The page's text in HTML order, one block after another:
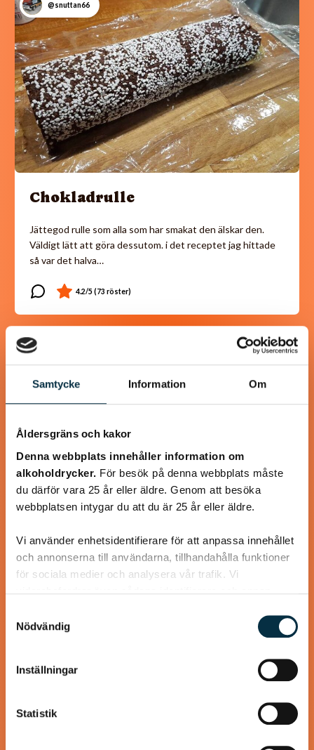
Samtycke Information Om
Åldersgräns och kakor
Denna webbplats innehåller information om
alkoholdrycker. För besök på denna webbplats måste
du därför vara 25 år eller äldre. Genom att besöka
webbplatsen intygar du att du är 25 år eller äldre.
Vi använder enhetsidentifierare för att anpassa innehållet
och annonserna till användarna, tillhandahålla funktioner
för sociala medier och analysera vår trafik. Vi
annons- och analysföretag som vi samarbetar med.
Dessa kan i sin tur kombinera informationen med annan
information som du har tillhandahållit eller som de har
samlat in när du har använt deras tjänster.
Nödvändig
Inställningar
Statistik
@snuttan66
Chokladrulle
Jättegod rulle som alla som har smakat den älskar den.
Väldigt lätt att göra dessutom. i det receptet jag hittade
så var det halva…
Turkisk köfte
En längtan till Turkisk mat